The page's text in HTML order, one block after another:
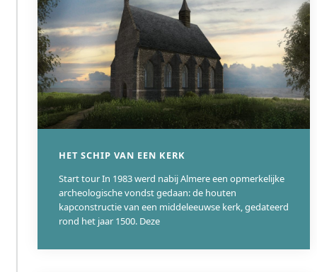
HET SCHIP VAN EEN KERK
Start tour In 1983 werd nabij Almere een opmerkelijke
archeologische vondst gedaan: de houten
kapconstructie van een middeleeuwse kerk, gedateerd
rond het jaar 1500. Deze